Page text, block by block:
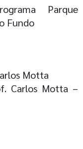
Parque
Fundo
Motta
Carlos Motta –